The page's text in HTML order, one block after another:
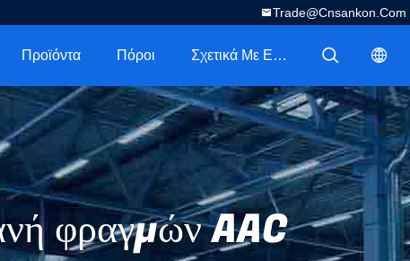
Trade@cnsankon.com
描述
描述
Προϊόντα Πόροι Σχετικά Με Εμάς
φραγμών AAC